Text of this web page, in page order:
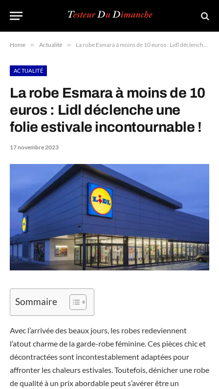
Home » Actualité » La robe Esmara à moins de 10 euros : Lidl déclenche une folie estivale incontournable !
ACTUALITÉ
La robe Esmara à moins de 10
euros : Lidl déclenche une
folie estivale incontournable !
17 novembre 2023
Sommaire
Avec l’arrivée des beaux jours, les robes redeviennent
l’atout charme de la garde-robe féminine. Ces pièces chic et
décontractées sont incontestablement adaptées pour
affronter les chaleurs estivales. Toutefois, dénicher une robe
de qualité à un prix abordable peut s’avérer être un